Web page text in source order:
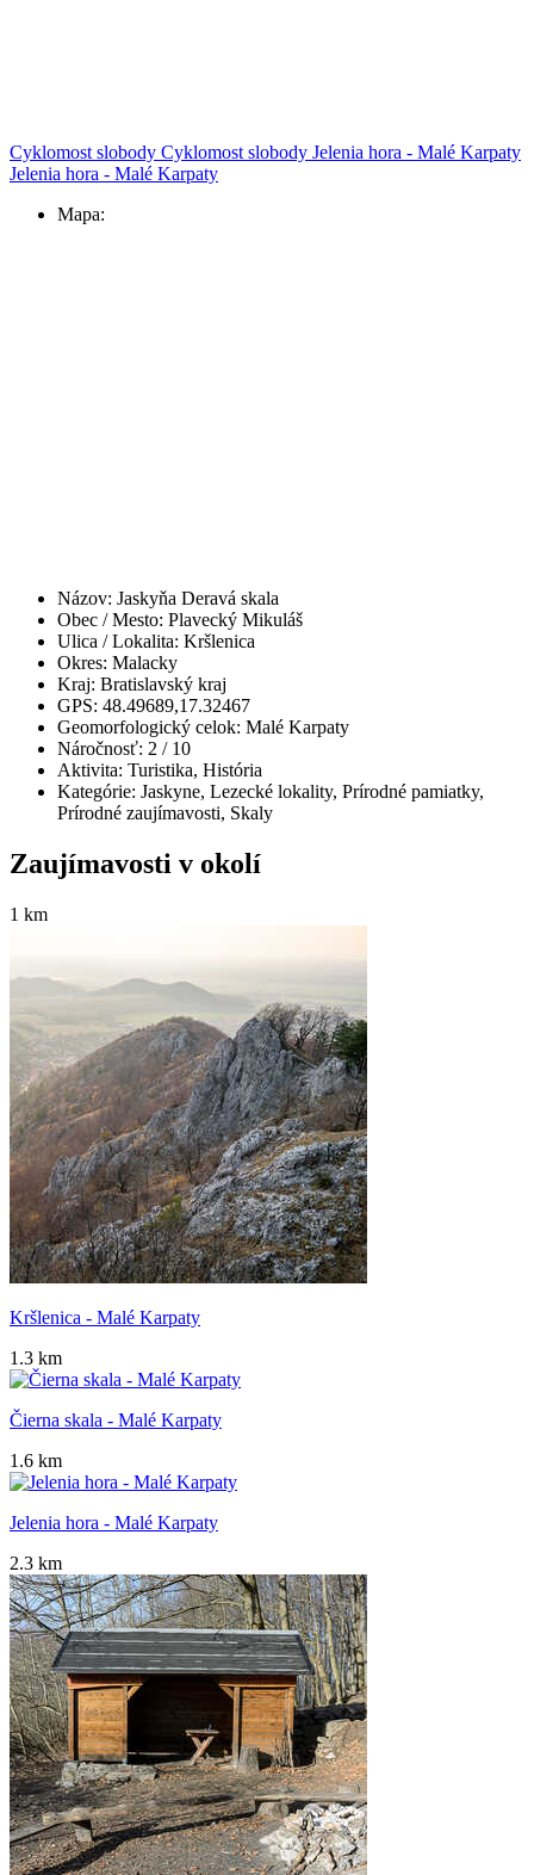
Cyklomost slobody Cyklomost slobody Jelenia hora - Malé Karpaty
Jelenia hora - Malé Karpaty
Mapa:
Názov: Jaskyňa Deravá skala
Obec / Mesto: Plavecký Mikuláš
Ulica / Lokalita: Kršlenica
Okres: Malacky
Kraj: Bratislavský kraj
GPS: 48.49689,17.32467
Geomorfologický celok: Malé Karpaty
Náročnosť: 2 / 10
Aktivita: Turistika, História
Kategórie: Jaskyne, Lezecké lokality, Prírodné pamiatky,
Prírodné zaujímavosti, Skaly
Zaujímavosti v okolí
1 km
Kršlenica - Malé Karpaty
1.3 km
Čierna skala - Malé Karpaty
1.6 km
Jelenia hora - Malé Karpaty
2.3 km